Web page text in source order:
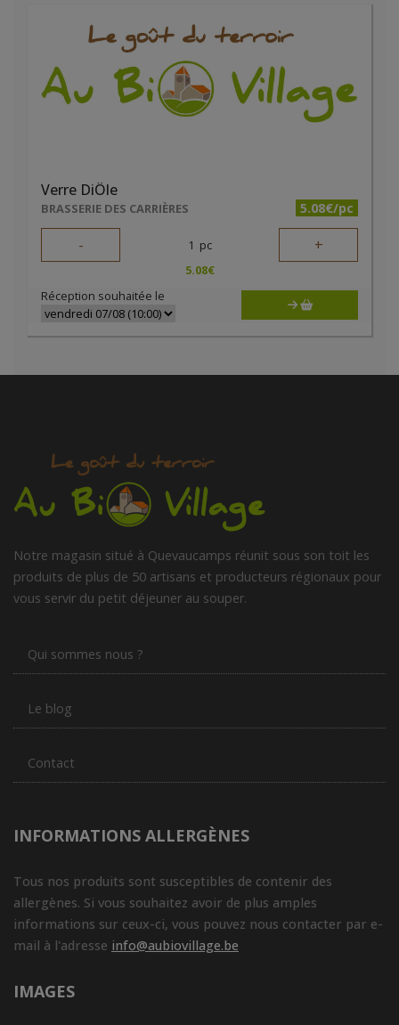
Verre DiÔle
BRASSERIE DES CARRIÈRES 5.08€/pc
- 1 pc +
5.08€
Réception souhaitée le
Notre magasin situé à Quevaucamps réunit sous son toit les
produits de plus de 50 artisans et producteurs régionaux pour
vous servir du petit déjeuner au souper.
Qui sommes nous ?
Le blog
Contact
INFORMATIONS ALLERGÈNES
Tous nos produits sont susceptibles de contenir des
allergènes. Si vous souhaitez avoir de plus amples
informations sur ceux-ci, vous pouvez nous contacter par e-
mail à l'adresse info@aubiovillage.be
IMAGES